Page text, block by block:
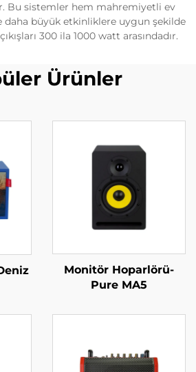
Bu sistemler hem mahremiyetli ev
daha büyük etkinliklere uygun şekilde
300 ila 1000 watt arasındadır.
Ürünler
Monitör Hoparlörü-
Pure MA5